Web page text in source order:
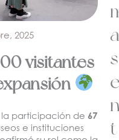
2025
visitantes
, la participación de 67
e instituciones
a
s
t